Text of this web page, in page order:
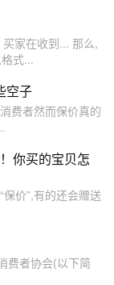
家在收到... 那么,
式...
空子
费者然而保价真的
你买的宝贝怎
价”,有的还会赠送
费者协会(以下简